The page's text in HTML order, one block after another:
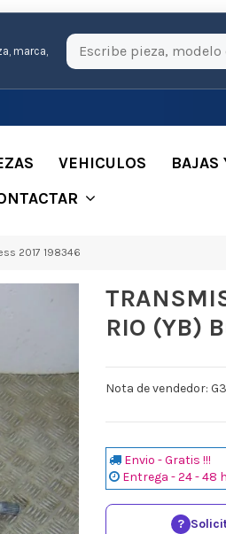
marca,
VEHICULOS
BAJAS
2017 198346
RIO (YB)
Nota de vendedor:
Envio - Gratis !!!
Entrega - 24 - 48
?